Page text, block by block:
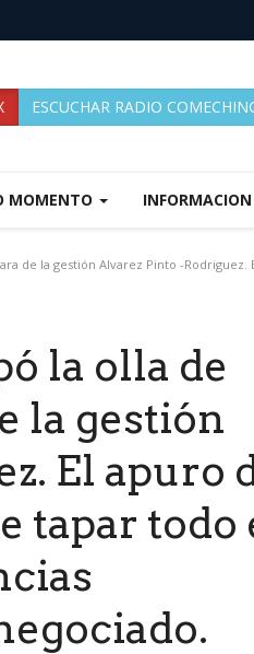
ESCUCHAR RADIO
MOMENTO INFORMACION
de la gestión Alvarez Pinto -
la olla de
la gestión
El apuro
tapar todo